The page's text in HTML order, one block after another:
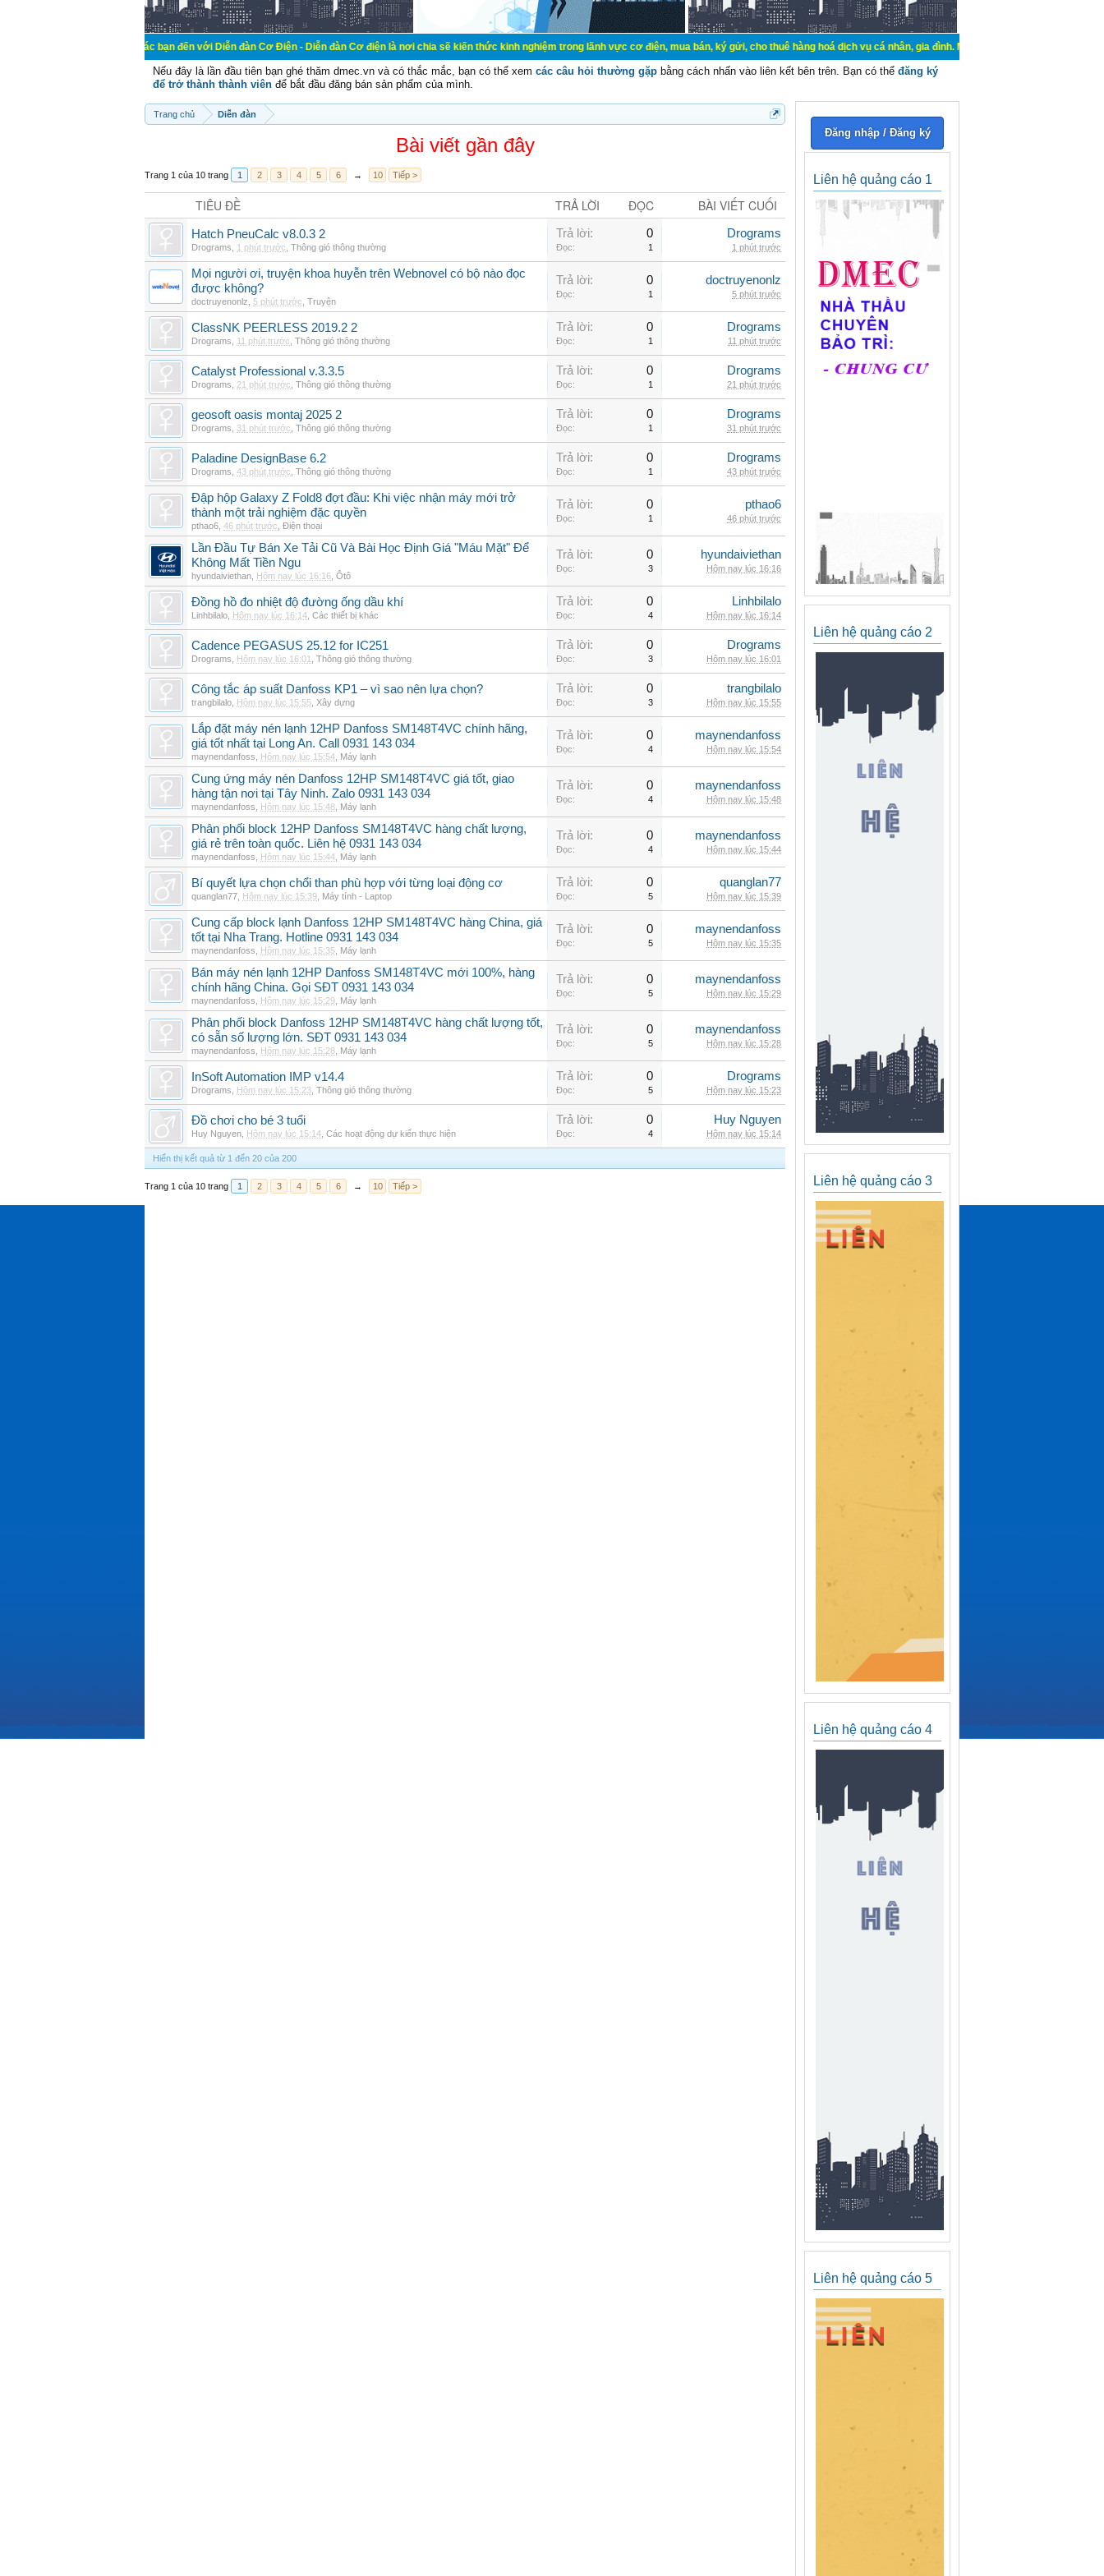
Chào mừng các bạn đến với Diễn đàn Cơ Điện - Diễn đàn Cơ điện là nơi chia sẽ kiến thức kinh nghiệm trong lãnh vực cơ điện, mua bán, ký gửi, cho thuê hàng hoá dịch vụ cá nhân, gia đình. Mua bán, ký gửi, cho thuê thiết bị hệ
Nếu đây là lần đầu tiên bạn ghé thăm dmec.vn và có thắc mắc, bạn có thể xem các câu hỏi thường gặp bằng cách nhấn vào liên kết bên trên. Bạn có thể đăng ký
để trở thành thành viên để bắt đầu đăng bán sản phẩm của mình.
Trang chủ Diễn đàn
Bài viết gần đây
Trang 1 của 10 trang 1 2 3 4 5 6 → 10 Tiếp >
TIÊU ĐỀ TRẢ LỜI ĐỌC BÀI VIẾT CUỐI
Hatch PneuCalc v8.0.3 2
Drograms 1 phút trước Thông gió thông thường
Trả lời: 0
Đọc: 1
Drograms
1 phút trước
Mọi người ơi, truyện khoa huyễn trên Webnovel có bộ nào đọc
được không?
doctruyenonlz 5 phút trước Truyện
Trả lời: 0
Đọc: 1
doctruyenonlz
5 phút trước
ClassNK PEERLESS 2019.2 2
Drograms 11 phút trước Thông gió thông thường
Trả lời: 0
Đọc: 1
Drograms
11 phút trước
Catalyst Professional v.3.3.5
Drograms 21 phút trước Thông gió thông thường
Trả lời: 0
Đọc: 1
Drograms
21 phút trước
geosoft oasis montaj 2025 2
Drograms 31 phút trước Thông gió thông thường
Trả lời: 0
Đọc: 1
Drograms
31 phút trước
Paladine DesignBase 6.2
Drograms 43 phút trước Thông gió thông thường
Trả lời: 0
Đọc: 1
Drograms
43 phút trước
Đập hộp Galaxy Z Fold8 đợt đầu: Khi việc nhận máy mới trở
thành một trải nghiệm đặc quyền
pthao6 46 phút trước Điện thoại
Trả lời: 0
Đọc: 1
pthao6
46 phút trước
Lần Đầu Tự Bán Xe Tải Cũ Và Bài Học Định Giá "Máu Mặt" Để
Không Mất Tiền Ngu
hyundaiviethan Hôm nay lúc 16:16 Ôtô
Trả lời: 0
Đọc: 3
hyundaiviethan
Hôm nay lúc 16:16
Đồng hồ đo nhiệt độ đường ống dầu khí
Linhbilalo Hôm nay lúc 16:14 Các thiết bị khác
Trả lời: 0
Đọc: 4
Linhbilalo
Hôm nay lúc 16:14
Cadence PEGASUS 25.12 for IC251
Drograms Hôm nay lúc 16:01 Thông gió thông thường
Trả lời: 0
Đọc: 3
Drograms
Hôm nay lúc 16:01
Công tắc áp suất Danfoss KP1 – vì sao nên lựa chọn?
trangbilalo Hôm nay lúc 15:55 Xây dựng
Trả lời: 0
Đọc: 3
trangbilalo
Hôm nay lúc 15:55
Lắp đặt máy nén lạnh 12HP Danfoss SM148T4VC chính hãng,
giá tốt nhất tại Long An. Call 0931 143 034
maynendanfoss Hôm nay lúc 15:54 Máy lạnh
Trả lời: 0
Đọc: 4
maynendanfoss
Hôm nay lúc 15:54
Cung ứng máy nén Danfoss 12HP SM148T4VC giá tốt, giao
hàng tận nơi tại Tây Ninh. Zalo 0931 143 034
maynendanfoss Hôm nay lúc 15:48 Máy lạnh
Trả lời: 0
Đọc: 4
maynendanfoss
Hôm nay lúc 15:48
Phân phối block 12HP Danfoss SM148T4VC hàng chất lượng,
giá rẻ trên toàn quốc. Liên hệ 0931 143 034
maynendanfoss Hôm nay lúc 15:44 Máy lạnh
Trả lời: 0
Đọc: 4
maynendanfoss
Hôm nay lúc 15:44
Bí quyết lựa chọn chổi than phù hợp với từng loại động cơ
quanglan77 Hôm nay lúc 15:39 Máy tính - Laptop
Trả lời: 0
Đọc: 5
quanglan77
Hôm nay lúc 15:39
Cung cấp block lạnh Danfoss 12HP SM148T4VC hàng China, giá
tốt tại Nha Trang. Hotline 0931 143 034
maynendanfoss Hôm nay lúc 15:35 Máy lạnh
Trả lời: 0
Đọc: 5
maynendanfoss
Hôm nay lúc 15:35
Bán máy nén lạnh 12HP Danfoss SM148T4VC mới 100%, hàng
chính hãng China. Gọi SĐT 0931 143 034
maynendanfoss Hôm nay lúc 15:29 Máy lạnh
Trả lời: 0
Đọc: 5
maynendanfoss
Hôm nay lúc 15:29
Phân phối block Danfoss 12HP SM148T4VC hàng chất lượng tốt,
có sẵn số lượng lớn. SĐT 0931 143 034
maynendanfoss Hôm nay lúc 15:28 Máy lạnh
Trả lời: 0
Đọc: 5
maynendanfoss
Hôm nay lúc 15:28
InSoft Automation IMP v14.4
Drograms Hôm nay lúc 15:23 Thông gió thông thường
Trả lời: 0
Đọc: 5
Drograms
Hôm nay lúc 15:23
Đồ chơi cho bé 3 tuổi
Huy Nguyen Hôm nay lúc 15:14 Các hoạt động dự kiến thực hiện
Trả lời: 0
Đọc: 4
Huy Nguyen
Hôm nay lúc 15:14
Hiển thị kết quả từ 1 đến 20 của 200
Trang 1 của 10 trang 1 2 3 4 5 6 → 10 Tiếp >
Đăng nhập / Đăng ký
Liên hệ quảng cáo 1
Liên hệ quảng cáo 2
Liên hệ quảng cáo 3
Liên hệ quảng cáo 4
Liên hệ quảng cáo 5